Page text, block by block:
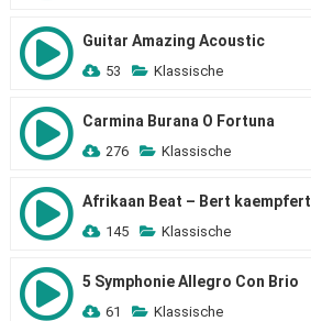
Guitar Amazing Acoustic
53 Klassische
Carmina Burana O Fortuna
276 Klassische
Afrikaan Beat – Bert kaempfert
145 Klassische
5 Symphonie Allegro Con Brio
61 Klassische